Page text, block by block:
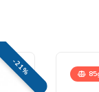
-21%